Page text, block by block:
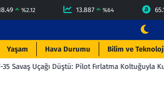
%2.12 13.887 %64
Yaşam Hava Durumu Bilim ve
Düştü: Pilot Fırlatma Koltuğuyla Kurtuldu